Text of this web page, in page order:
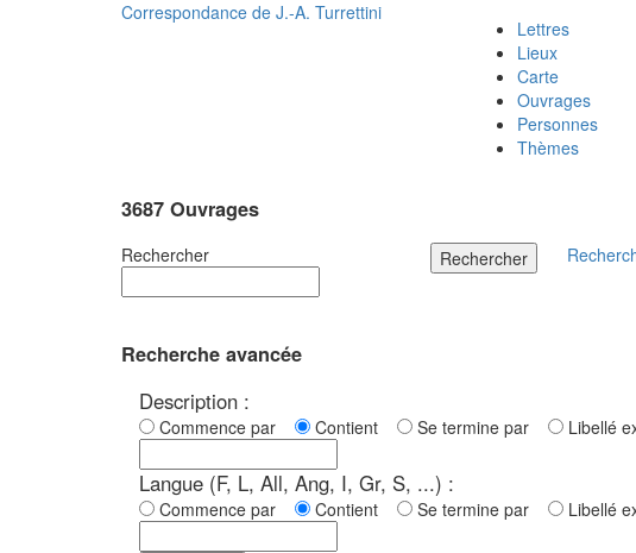
Correspondance de J.-A. Turrettini
Lettres
Lieux
Carte
Ouvrages
Personnes
Thèmes
3687 Ouvrages
Rechercher Rechercher
Recherche avancée
Description :
Commence par Contient Se termine par Libellé
Langue (F, L, All, Ang, I, Gr, S, ...) :
Commence par Contient Se termine par Libellé